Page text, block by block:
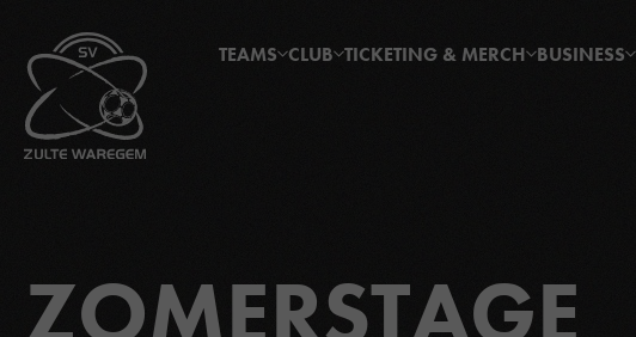
TEAMS CLUB TICKETING & MERCH BUSINESS
ZOMERSTAGE